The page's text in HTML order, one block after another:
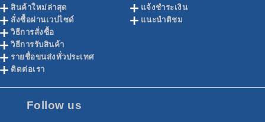
สินค้าใหม่ล่าสุด
สั่งซื้อผ่านเวปไซด์
วิธีการสั่งซื้อ
วิธีการรับสินค้า
รายชื่อขนส่งทั่วประเทศ
ติดต่อเรา
แจ้งชำระเงิน
แนะนำติชม
Follow us